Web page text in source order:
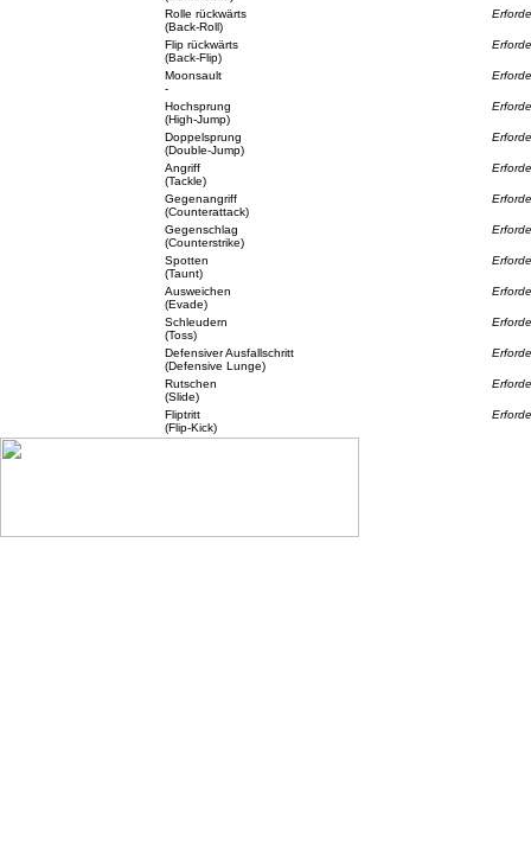
Rolle rückwärts
(Back-Roll)
Flip rückwärts
(Back-Flip)
Moonsault
-
Hochsprung
(High-Jump)
Doppelsprung
(Double-Jump)
Angriff
(Tackle)
Gegenangriff
(Counterattack)
Gegenschlag
(Counterstrike)
Spotten
(Taunt)
Ausweichen
(Evade)
Schleudern
(Toss)
Defensiver Ausfallschritt
(Defensive Lunge)
Rutschen
(Slide)
Fliptritt
(Flip-Kick)